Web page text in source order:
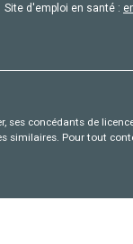
Site d'emploi en santé :
ses concédants de
similaires. Pour tout